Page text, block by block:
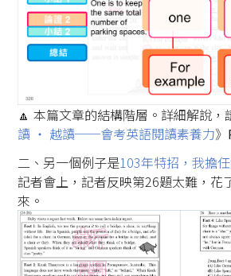
🔼 本篇文章的結構階層。詳細解說，
讀 ‧ 越讀──會考英語閱讀素養力》
二、另一個例子是103年特招，我擔
記者會上，記者反映第26題太難，花
來。